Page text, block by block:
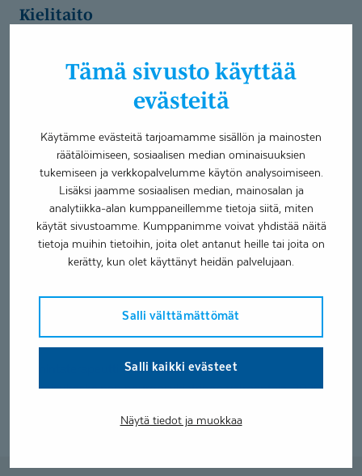
Tämä sivusto käyttää
evästeitä
Käytämme evästeitä tarjoamamme sisällön ja mainosten
räätälöimiseen, sosiaalisen median ominaisuuksien
tukemiseen ja verkkopalvelumme käytön analysoimiseen.
Lisäksi jaamme sosiaalisen median, mainosalan ja
analytiikka-alan kumppaneillemme tietoja siitä, miten
käytät sivustoamme. Kumppanimme voivat yhdistää näitä
tietoja muihin tietoihin, joita olet antanut heille tai joita on
kerätty, kun olet käyttänyt heidän palvelujaan.
Salli välttämättömät
Salli kaikki evästeet
Näytä tiedot ja muokkaa
Kielitaito
Palvelut
Lasten toimintaterapia
Nuorten toimintaterapia
Kelan vaativa lääkinnällinen kuntoutus
Toimin avokuntoutuksen palvelupäällikkönä Turun Hansan
sekä Uudenkaupungin toimipisteillä.
Toimintaterapeutti (YAMK), 2023
Ratkaisukeskeinen neuropsykiatrinen valmentaja, 2020